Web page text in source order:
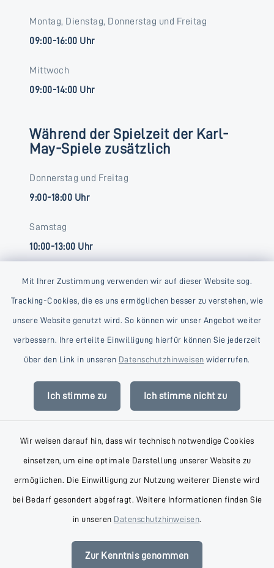
Mit Ihrer Zustimmung verwenden wir auf dieser Website sog.
Tracking-Cookies, die es uns ermöglichen besser zu verstehen, wie
unsere Website genutzt wird. So können wir unser Angebot weiter
verbessern. Ihre erteilte Einwilligung hierfür können Sie jederzeit
über den Link in unseren Datenschutzhinweisen widerrufen.
Ich stimme zu Ich stimme nicht zu
Wir weisen darauf hin, dass wir technisch notwendige Cookies
einsetzen, um eine optimale Darstellung unserer Website zu
ermöglichen. Die Einwilligung zur Nutzung weiterer Dienste wird
bei Bedarf gesondert abgefragt. Weitere Informationen finden Sie
in unseren Datenschutzhinweisen.
Zur Kenntnis genommen
Montag, Dienstag, Donnerstag und Freitag
09:00-16:00 Uhr
Mittwoch
09:00-14:00 Uhr
Während der Spielzeit der Karl-
May-Spiele zusätzlich
Donnerstag und Freitag
9:00-18:00 Uhr
Samstag
10:00-13:00 Uhr
Kontakt
Datenschutz
Impressum
Sitemap